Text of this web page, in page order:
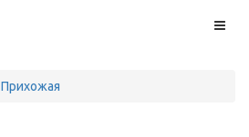
Меню
Прихожая